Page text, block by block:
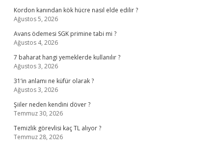
Kordon kanından kök hücre nasıl elde edilir ?
Ağustos 5, 2026
Avans ödemesi SGK primine tabi mi ?
Ağustos 4, 2026
7 baharat hangi yemeklerde kullanılır ?
Ağustos 3, 2026
31’in anlamı ne küfür olarak ?
Ağustos 3, 2026
Şiiler neden kendini döver ?
Temmuz 30, 2026
Temizlik görevlisi kaç TL alıyor ?
Temmuz 28, 2026